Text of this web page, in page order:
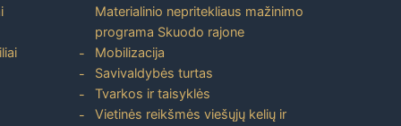
Materialinio nepritekliaus mažinimo
programa Skuodo rajone
Mobilizacija
Savivaldybės turtas
Tvarkos ir taisyklės
Vietinės reikšmės viešųjų kelių ir